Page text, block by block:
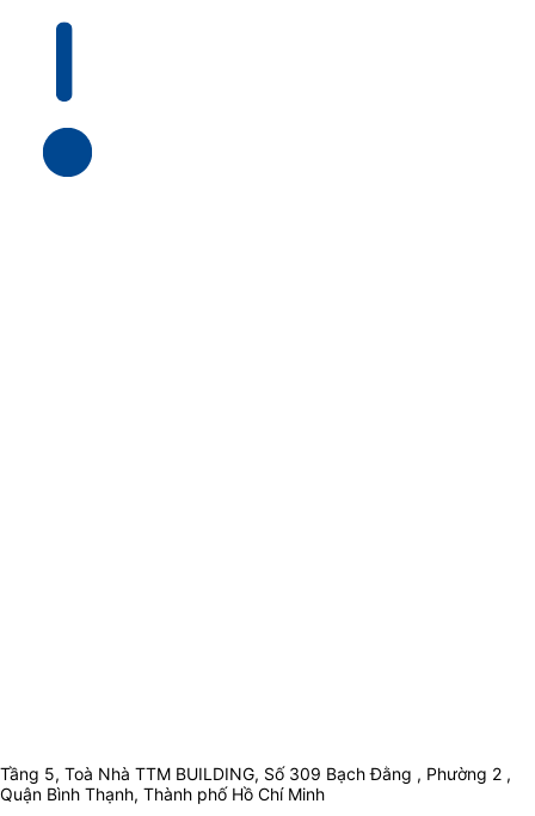
Tầng 5, Toà Nhà TTM BUILDING, Số 309 Bạch Đằng , Phường 2 ,
Quận Bình Thạnh, Thành phố Hồ Chí Minh